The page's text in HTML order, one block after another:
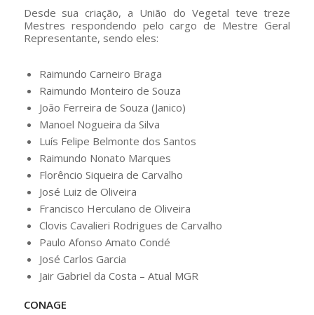
Desde sua criação, a União do Vegetal teve treze
Mestres respondendo pelo cargo de Mestre Geral
Representante, sendo eles:
Raimundo Carneiro Braga
Raimundo Monteiro de Souza
João Ferreira de Souza (Janico)
Manoel Nogueira da Silva
Luís Felipe Belmonte dos Santos
Raimundo Nonato Marques
Florêncio Siqueira de Carvalho
José Luiz de Oliveira
Francisco Herculano de Oliveira
Clovis Cavalieri Rodrigues de Carvalho
Paulo Afonso Amato Condé
José Carlos Garcia
Jair Gabriel da Costa – Atual MGR
CONAGE